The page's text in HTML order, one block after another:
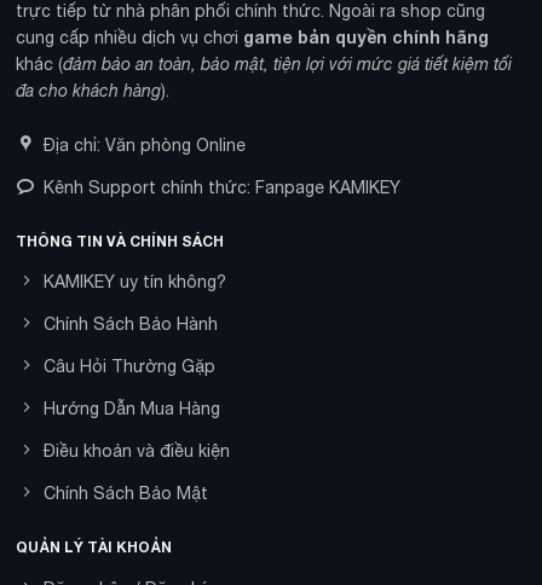
trực tiếp từ nhà phân phối chính thức. Ngoài ra shop cũng
cung cấp nhiều dịch vụ chơi game bản quyền chính hãng
khác (đảm bảo an toàn, bảo mật, tiện lợi với mức giá tiết kiệm tối
đa cho khách hàng).
Địa chỉ: Văn phòng Online
Kênh Support chính thức: Fanpage KAMIKEY
THÔNG TIN VÀ CHÍNH SÁCH
KAMIKEY uy tín không?
Chính Sách Bảo Hành
Câu Hỏi Thường Gặp
Hướng Dẫn Mua Hàng
Điều khoản và điều kiện
Chính Sách Bảo Mật
QUẢN LÝ TÀI KHOẢN